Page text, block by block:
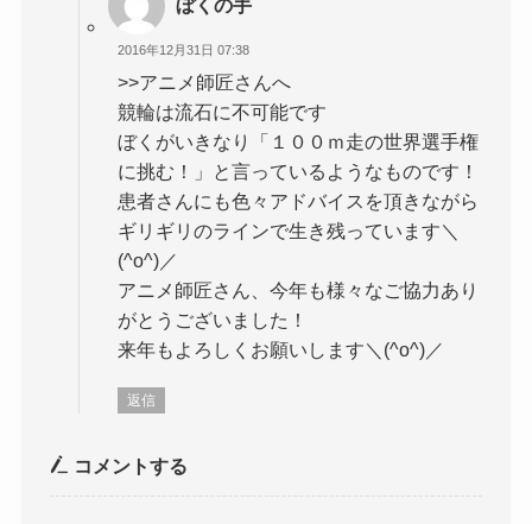
ぼくの手
2016年12月31日 07:38
>>アニメ師匠さんへ
競輪は流石に不可能です
ぼくがいきなり「１００ｍ走の世界選手権
に挑む！」と言っているようなものです！
患者さんにも色々アドバイスを頂きながら
ギリギリのラインで生き残っています＼
(^o^)／
アニメ師匠さん、今年も様々なご協力あり
がとうございました！
来年もよろしくお願いします＼(^o^)／
返信
コメントする